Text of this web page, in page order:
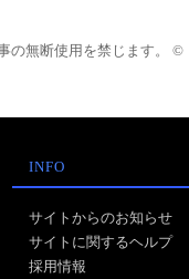
の無断使用を禁じます。 ©
INFO
サイトからのお知らせ
サイトに関するヘルプ
採用情報